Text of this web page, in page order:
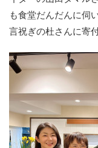
も食堂だんだんに伺
言祝ぎの杜さんに寄